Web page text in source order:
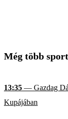
Még több sport
13:35 — Gazdag
Kupájában